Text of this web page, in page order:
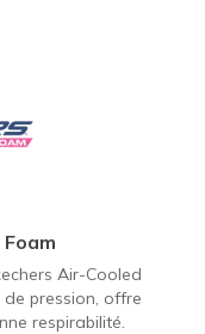
Air-Cooled
pression, offre
respirabilité.